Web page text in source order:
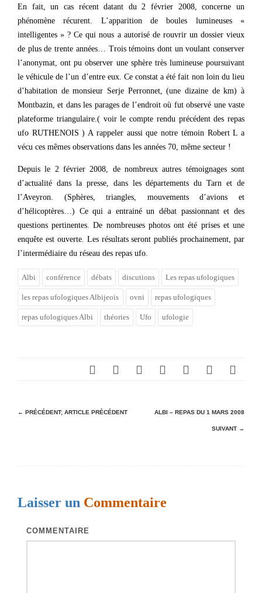
En fait, un cas récent datant du 2 février 2008, concerne un
phénomène récurent. L’apparition de boules lumineuses «
intelligentes » ? Ce qui nous a autorisé de rouvrir un dossier vieux
de plus de trente années… Trois témoins dont un voulant conserver
l’anonymat, ont pu observer une sphère très lumineuse poursuivant
le véhicule de l’un d’entre eux. Ce constat a été fait non loin du lieu
d’habitation de monsieur Serje Perronnet, (une dizaine de km) à
Montbazin, et dans les parages de l’endroit où fut observé une vaste
plateforme triangulaire.( voir le compte rendu précédent des repas
ufo RUTHENOIS ) A rappeler aussi que notre témoin Robert L a
vécu ces mêmes observations dans les années 70, même secteur !
Depuis le 2 février 2008, de nombreux autres témoignages sont
d’actualité dans la presse, dans les départements du Tarn et de
l’Aveyron. (Sphères, triangles, mouvements d’avions et
d’hélicoptères…) Ce qui a entrainé un débat passionnant et des
questions pertinentes. De nombreuses photos ont été prises et une
enquête est ouverte. Les résultats seront publiés prochainement, par
l’intermédiaire du réseau des repas ufo.
Albi conférence débats discutions Les repas ufologiques
les repas ufologiques Albijeois ovni repas ufologiques
repas ufologiques Albi théories Ufo ufologie
N
a
← PRÉCÉDENT; ARTICLE PRÉCÉDENT ALBI – REPAS DU 1 MARS 2008
SUIVANT →
Laisser un Commentaire
COMMENTAIRE